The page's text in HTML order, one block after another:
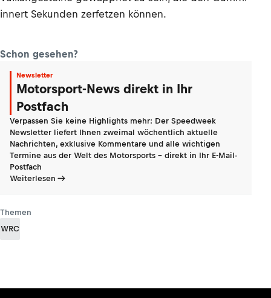
innert Sekunden zerfetzen können.
Schon gesehen?
Newsletter
Motorsport-News direkt in Ihr
Postfach
Verpassen Sie keine Highlights mehr: Der Speedweek
Newsletter liefert Ihnen zweimal wöchentlich aktuelle
Nachrichten, exklusive Kommentare und alle wichtigen
Termine aus der Welt des Motorsports - direkt in Ihr E-Mail-
Postfach
Weiterlesen
Themen
WRC